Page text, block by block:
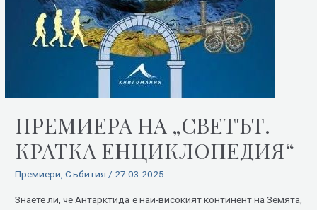
ПРЕМИЕРА НА „СВЕТЪТ.
КРАТКА ЕНЦИКЛОПЕДИЯ“
Премиери ,Събития / 27.03.2025
Знаете ли, че Антарктида е най-високият континент на Земята,